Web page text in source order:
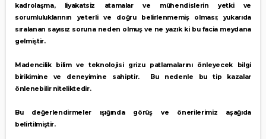
kadrolaşma, liyakatsiz atamalar ve mühendislerin yetki ve
sorumluluklarının yeterli ve doğru belirlenmemiş olması; yukarıda
sıralanan sayısız soruna neden olmuş ve ne yazık ki bu facia meydana
gelmiştir.
Madencilik bilim ve teknolojisi grizu patlamalarını önleyecek bilgi
birikimine ve deneyimine sahiptir. Bu nedenle bu tip kazalar
önlenebilir niteliktedir.
Bu değerlendirmeler ışığında görüş ve önerilerimiz aşağıda
belirtilmiştir.